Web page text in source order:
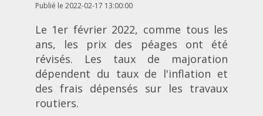
Publié le 2022-02-17 13:00:00
Le 1er février 2022, comme tous les
ans, les prix des péages ont été
révisés. Les taux de majoration
dépendent du taux de l'inflation et
des frais dépensés sur les travaux
routiers.